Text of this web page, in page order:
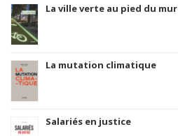
La ville verte au pied du mur
La mutation climatique
Salariés en justice